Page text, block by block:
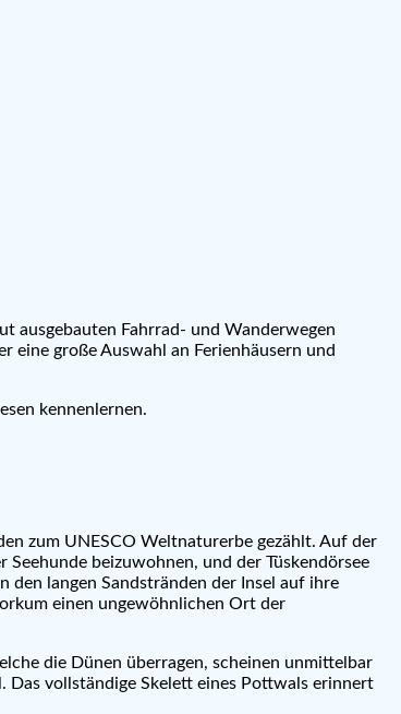
ausgebauten Fahrrad- und Wanderwegen
große Auswahl an Ferienhäusern und
kennenlernen.
zum UNESCO Weltnaturerbe gezählt. Auf der
beizuwohnen, und der Tüskendörsee
den langen Sandstränden der Insel auf ihre
einen ungewöhnlichen Ort der
die Dünen überragen, scheinen unmittelbar
Das vollständige Skelett eines Pottwals erinnert